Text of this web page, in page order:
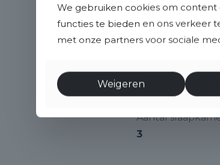
112 m²
Aantal kamers
4
Aantal
3
We gebruiken cookies om content
functies te bieden en ons verkeer
met onze partners voor sociale
Weigeren